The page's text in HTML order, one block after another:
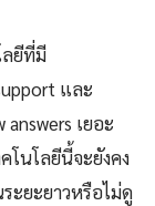
ลยีที่มี
และ
เยอะ
โนโลยีนี้จะยังคง
ะยะยาวหรือไม่ดู